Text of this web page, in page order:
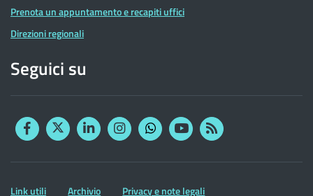
Prenota un appuntamento e recapiti uffici
Direzioni regionali
Seguici su
FacebookTwitterLinkedinInstagram
YouTubeRSS
Altre
Link utili Archivio Privacy e note legali